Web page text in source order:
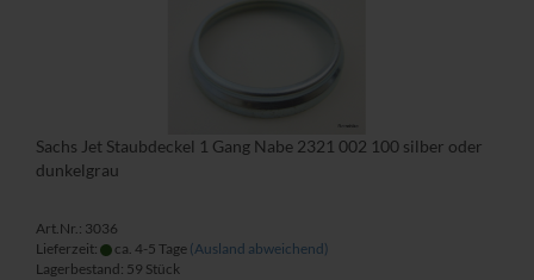
Sachs Jet Staubdeckel 1 Gang Nabe 2321 002 100 silber oder
dunkelgrau
Art.Nr.: 3036
Lieferzeit:
ca. 4-5 Tage (Ausland abweichend)
Lagerbestand: 59 Stück